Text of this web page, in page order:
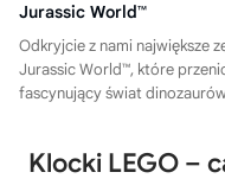
Jurassic World™
Odkryjcie z nami największe
Jurassic World™, które
fascynujący świat
Klocki LEGO –